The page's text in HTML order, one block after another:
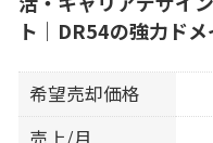
ト｜DR54の強力ド
希望売却価格
売上/月